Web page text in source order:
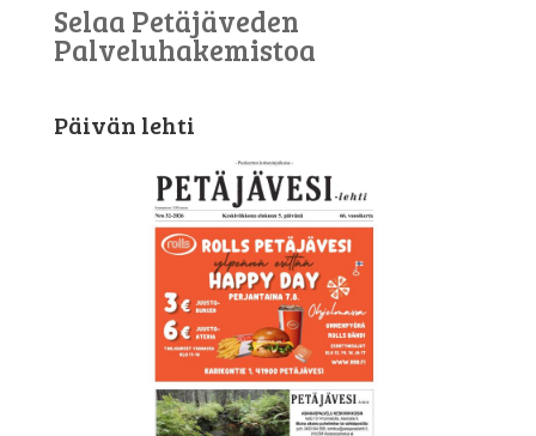
Selaa Petäjäveden
Palveluhakemistoa
Päivän lehti